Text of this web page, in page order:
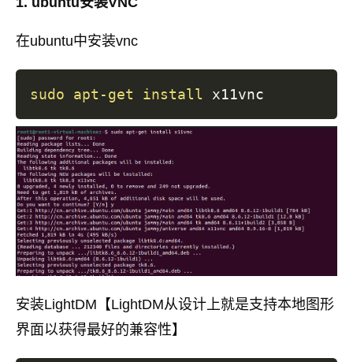
在ubuntu中安装vnc
sudo apt-get install
安装LightDM【LightDM从设计上就是支持本地图形
界面以获得最好的兼容性】